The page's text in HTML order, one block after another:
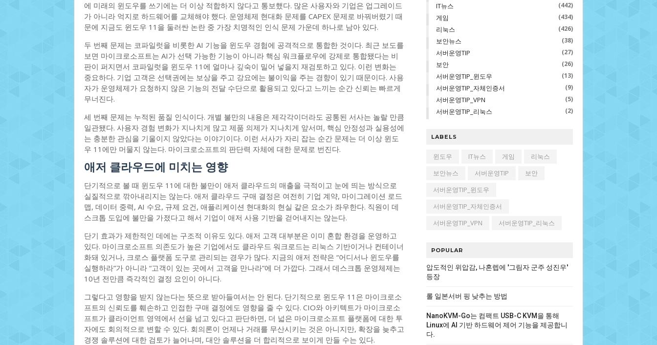
에 미래의 윈도우를 쓰기에는 더 이상 적합하지 않다고 통보했다. 많은 사용자와 기업은 업그레이드
가 아니라 억지로 하드웨어를 교체해야 했다. 운영체제 현대화 문제를 CAPEX 문제로 바꿔버렸기 때
문에 지금도 윈도우 11을 둘러싼 논란 중 가장 치명적인 인식 문제 가운데 하나로 남아 있다.
두 번째 문제는 코파일럿을 비롯한 AI 기능을 윈도우 경험에 공격적으로 통합한 것이다. 최근 보도를
보면 마이크로소프트는 AI가 선택 가능한 기능이 아니라 핵심 워크플로우에 강제로 통합됐다는 비
판이 퍼지면서 코파일럿을 윈도우 11에 얼마나 깊숙이 밀어 넣을지 재검토하고 있다. 이런 변화는
중요하다. 기업 고객은 선택권에는 보상을 주고 강요에는 불이익을 주는 경향이 있기 때문이다. 사용
자가 운영체제가 요청하지 않은 기능의 전달 수단으로 활용되고 있다고 느끼는 순간 신뢰는 빠르게
무너진다.
세 번째 문제는 누적된 품질 인식이다. 개별 불만의 내용은 제각각이더라도 공통된 서사는 놀랄 만큼
일관됐다. 사용자 경험 변화가 지나치게 많고 제품 의제가 지나치게 앞서며, 핵심 안정성과 실용성에
는 충분한 관심을 기울이지 않았다는 이야기이다. 이런 서사가 자리 잡는 순간 문제는 더 이상 윈도
우 11에만 머물지 않는다. 마이크로소프트의 판단력 자체에 대한 문제로 번진다.
애저 클라우드에 미치는 영향
단기적으로 볼 때 윈도우 11에 대한 불만이 애저 클라우드의 매출을 극적이고 눈에 띄는 방식으로
실질적으로 깎아내리지는 않는다. 애저 클라우드 구매 결정은 여전히 기업 계약, 마이그레이션 로드
맵, 데이터 중력, AI 수요, 규제 요건, 애플리케이션 현대화의 현실 같은 요소가 좌우한다. 직원이 데
스크톱 도입에 불만을 가졌다고 해서 기업이 애저 사용 기반을 걷어내지는 않는다.
단기 효과가 제한적인 데에는 구조적 이유도 있다. 애저 고객 대부분은 이미 혼합 환경을 운영하고
있다. 마이크로소프트 의존도가 높은 기업에서도 클라우드 워크로드는 리눅스 기반이거나 컨테이너
화돼 있거나, 크로스 플랫폼 도구로 관리되는 경우가 많다. 지금의 애저 전략은 “어디서나 윈도우를
실행하라”가 아니라 “고객이 있는 곳에서 고객을 만나라”에 더 가깝다. 그래서 데스크톱 운영체제는
10년 전만큼 즉각적인 결정 요인이 아니다.
그렇다고 영향을 받지 않는다는 뜻으로 받아들여서는 안 된다. 단기적으로 윈도우 11은 마이크로소
프트의 신뢰도를 훼손하고 인접한 구매 결정에도 영향을 줄 수 있다. CIO와 아키텍트가 마이크로소
프트가 클라이언트 영역에서 선을 넘고 있다고 판단하면, 더 넓은 마이크로소프트 플랫폼에 대한 투
자에도 회의적으로 변할 수 있다. 회의론이 언제나 거래를 무산시키는 것은 아니지만, 확장을 늦추고
경쟁 솔루션에 대한 검토가 늘어나며, 대안 솔루션을 더 합리적으로 보이게 만들 수는 있다.
IT뉴스 (442)
게임 (434)
리눅스 (426)
보안뉴스 (38)
서버운영TIP (27)
보안 (26)
서버운영TIP_윈도우 (13)
서버운영TIP_자체인증서 (9)
서버운영TIP_VPN (5)
서버운영TIP_리눅스 (2)
LABELS
윈도우 IT뉴스 게임
리눅스
보안뉴스
서버운영TIP
보안
서버운영TIP_윈도우
서버운영TIP_자체인증서
서버운영TIP_VPN
서버운영TIP_리눅스
POPULAR
압도적인 위압감, 나혼렙에 '그림자 군주 성진우'
등장
롤 일본서버 핑 낮추는 방법
NanoKVM-Go는 컴팩트 USB-C KVM을 통해
Linux에 AI 기반 하드웨어 제어 기능을 제공합니
다.